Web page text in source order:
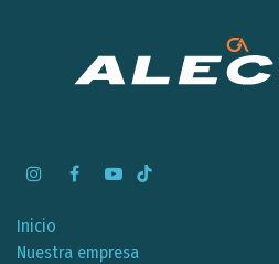
Inicio
Nuestra empresa